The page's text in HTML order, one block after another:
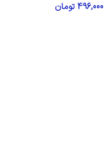
496,000 تومان